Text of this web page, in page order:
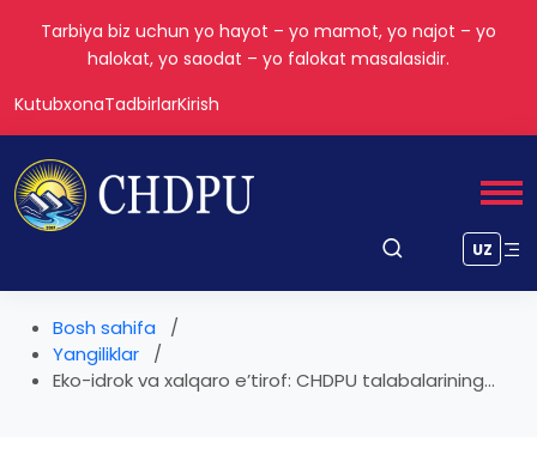
Tarbiya biz uchun yo hayot – yo mamot, yo najot – yo
halokat, yo saodat – yo falokat masalasidir.
KutubxonaTadbirlarKirish
UZ
Bosh sahifa
Yangiliklar
Eko-idrok va xalqaro e’tirof: CHDPU talabalarining...